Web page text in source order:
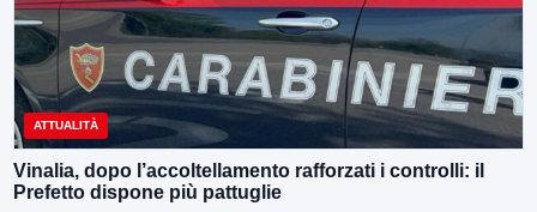
ATTUALITÀ
Vinalia, dopo l’accoltellamento rafforzati i controlli: il
Prefetto dispone più pattuglie